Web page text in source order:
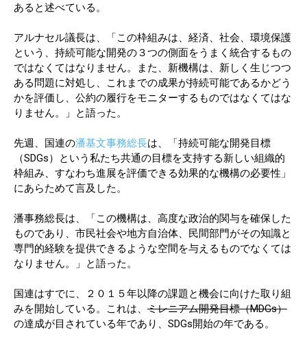
あると述べている。
アルナセル議長は、「この枠組みは、経済、社会、環境保護
という、持続可能な開発の３つの側面をうまく統合するもの
ではなくてはなりません。また、新機構は、新しく生じつつ
ある問題に対処し、これまでの成果が持続可能であるかどう
かを評価し、公約の履行をモニターするものではなくてはな
りません。」と語った。
先週、国連の潘基文事務総長は、「持続可能な開発目標
（SDGs）という私たち共通の目標を支持する新しい組織的
枠組み、すなわち進展を評価できる効果的な機構の必要性」
にあらためて言及した。
潘事務総長は、「この機構は、高度な政治的関与を確保した
ものであり、市民社会や地方自治体、民間部門がその知識と
専門的経験を提供できるような空間を与えるものでなくては
なりません。」と語った。
国連はすでに、２０１５年以降の課題と機会に向けた取り組
みを開始している。これは、 ミレニアム開発目標（MDGs）
の達成が目されている年であり、SDGs開始の年である。